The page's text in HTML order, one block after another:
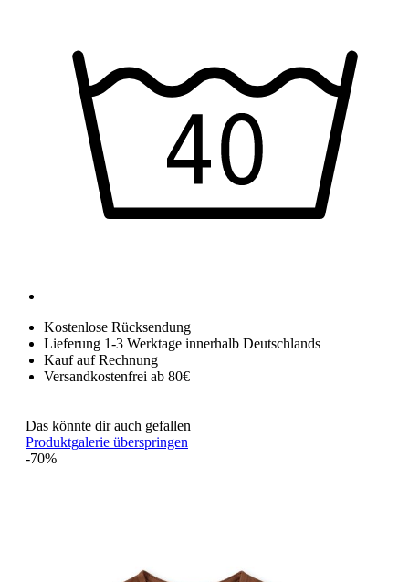
Kostenlose Rücksendung
Lieferung 1-3 Werktage innerhalb Deutschlands
Kauf auf Rechnung
Versandkostenfrei ab 80€
Das könnte dir auch gefallen
Produktgalerie überspringen
-70%